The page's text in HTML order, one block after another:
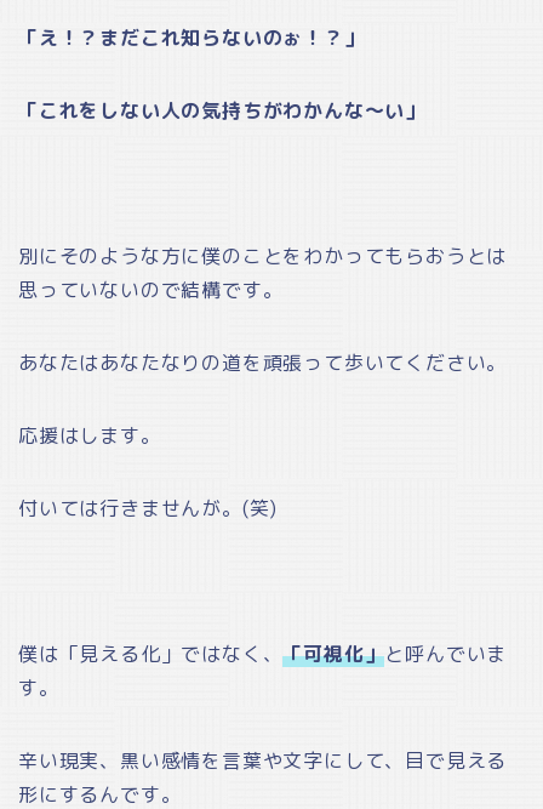
「え！？まだこれ知らないのぉ！？」
「これをしない人の気持ちがわかんな～い」
別にそのような方に僕のことをわかってもらおうとは
思っていないので結構です。
あなたはあなたなりの道を頑張って歩いてください。
応援はします。
付いては行きませんが。(笑)
僕は「見える化」ではなく、「可視化」と呼んでいま
す。
辛い現実、黒い感情を言葉や文字にして、目で見える
形にするんです。